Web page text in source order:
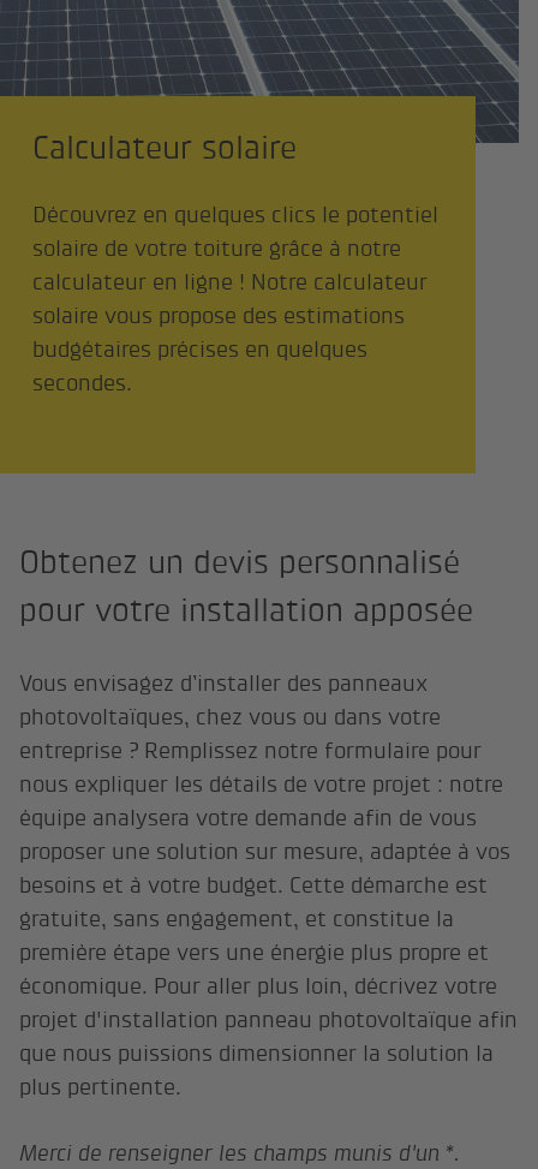
Calculateur solaire
Découvrez en quelques clics le potentiel
solaire de votre toiture grâce à notre
calculateur en ligne ! Notre calculateur
solaire vous propose des estimations
budgétaires précises en quelques
secondes.
Obtenez un devis personnalisé
pour votre installation apposée
Vous envisagez d’installer des panneaux
photovoltaïques, chez vous ou dans votre
entreprise ? Remplissez notre formulaire pour
nous expliquer les détails de votre projet : notre
équipe analysera votre demande afin de vous
proposer une solution sur mesure, adaptée à vos
besoins et à votre budget. Cette démarche est
gratuite, sans engagement, et constitue la
première étape vers une énergie plus propre et
économique. Pour aller plus loin, décrivez votre
projet d'installation panneau photovoltaïque afin
que nous puissions dimensionner la solution la
plus pertinente.
Merci de renseigner les champs munis d'un *.